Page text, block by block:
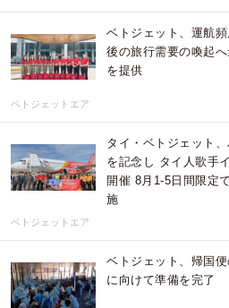
ベトジェット、運航
後の旅行需要の喚起
を提供
ベトジェットエア
タイ・ベトジェット
を記念し タイ人歌手
開催 8月1-5日間限定
施
ベトジェットエア
ベトジェット、帰国
に向けて準備を完了